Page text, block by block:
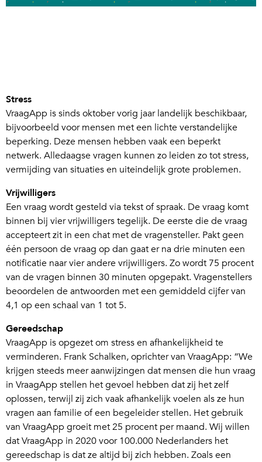
Stress
VraagApp is sinds oktober vorig jaar landelijk beschikbaar,
bijvoorbeeld voor mensen met een lichte verstandelijke
beperking. Deze mensen hebben vaak een beperkt
netwerk. Alledaagse vragen kunnen zo leiden zo tot stress,
vermijding van situaties en uiteindelijk grote problemen.
Vrijwilligers
Een vraag wordt gesteld via tekst of spraak. De vraag komt
binnen bij vier vrijwilligers tegelijk. De eerste die de vraag
accepteert zit in een chat met de vragensteller. Pakt geen
één persoon de vraag op dan gaat er na drie minuten een
notificatie naar vier andere vrijwilligers. Zo wordt 75 procent
van de vragen binnen 30 minuten opgepakt. Vragenstellers
beoordelen de antwoorden met een gemiddeld cijfer van
4,1 op een schaal van 1 tot 5.
Gereedschap
VraagApp is opgezet om stress en afhankelijkheid te
verminderen. Frank Schalken, oprichter van VraagApp: “We
krijgen steeds meer aanwijzingen dat mensen die hun vraag
in VraagApp stellen het gevoel hebben dat zij het zelf
oplossen, terwijl zij zich vaak afhankelijk voelen als ze hun
vragen aan familie of een begeleider stellen. Het gebruik
van VraagApp groeit met 25 procent per maand. Wij willen
dat VraagApp in 2020 voor 100.000 Nederlanders het
gereedschap is dat ze altijd bij zich hebben. Zoals een